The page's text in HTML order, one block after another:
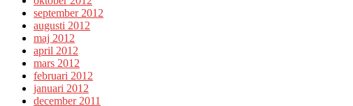
september 2012
augusti 2012
maj 2012
april 2012
mars 2012
februari 2012
januari 2012
december 2011